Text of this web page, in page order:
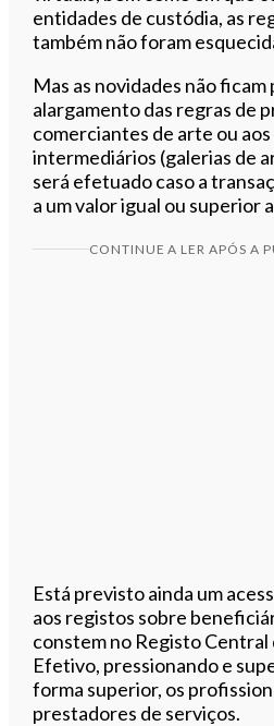
entidades de custódia, as
também não foram
Mas as novidades não ficam
alargamento das regras de
comerciantes de arte ou aos
intermediários (galerias de
será efetuado caso a
a um valor igual ou superior
CONTINUE A LER APÓS A
Está previsto ainda um
aos registos sobre
constem no Registo
Efetivo, pressionando e
forma superior, os
prestadores de serviços.